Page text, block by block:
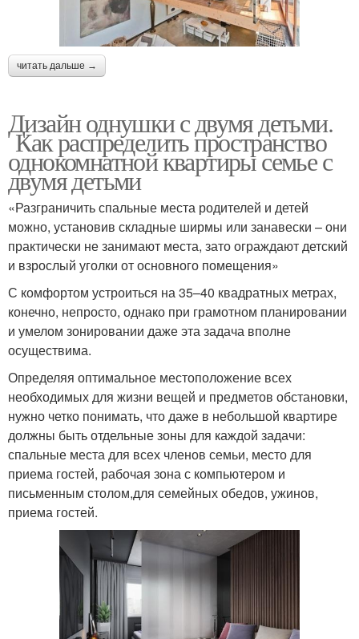
читать дальше →
Дизайн однушки с двумя детьми.
Как распределить пространство
однокомнатной квартиры семье с
двумя детьми
«Разграничить спальные места родителей и детей
можно, установив складные ширмы или занавески – они
практически не занимают места, зато ограждают детский
и взрослый уголки от основного помещения»
С комфортом устроиться на 35–40 квадратных метрах,
конечно, непросто, однако при грамотном планировании
и умелом зонировании даже эта задача вполне
осуществима.
Определяя оптимальное местоположение всех
необходимых для жизни вещей и предметов обстановки,
нужно четко понимать, что даже в небольшой квартире
должны быть отдельные зоны для каждой задачи:
спальные места для всех членов семьи, место для
приема гостей, рабочая зона с компьютером и
письменным столом,для семейных обедов, ужинов,
приема гостей.